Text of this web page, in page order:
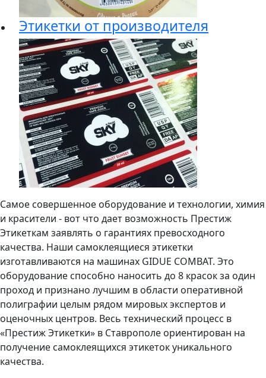
Этикетки от производителя
Самое совершенное оборудование и технологии, химия
и красители - вот что дает возможность Престиж
Этикеткам заявлять о гарантиях превосходного
качества. Наши самоклеящиеся этикетки
изготавливаются на машинах GIDUE COMBAT. Это
оборудование способно наносить до 8 красок за один
проход и признано лучшим в области оперативной
полиграфии целым рядом мировых экспертов и
оценочных центров. Весь технический процесс в
«Престиж Этикетки» в Ставрополе ориентирован на
получение самоклеящихся этикеток уникального
качества.